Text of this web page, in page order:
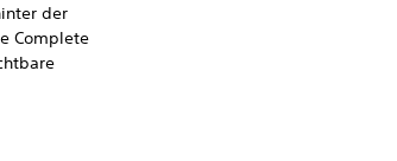
der
Complete